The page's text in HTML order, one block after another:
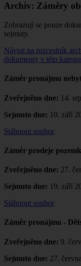
Archiv: Záměry
Zobrazují se pouze
sejmuty.
Návrat na rozcestník
dokumenty v této
Záměr pronájmu
Zveřejněno dne: 14.
Sejmuto dne: 10. září
Stáhnout soubor
Záměr prodeje
Zveřejněno dne: 27.
Sejmuto dne: 19. září
Stáhnout soubor
Záměr pronájmu -
Zveřejněno dne: 9.
Sejmuto dne: 27.